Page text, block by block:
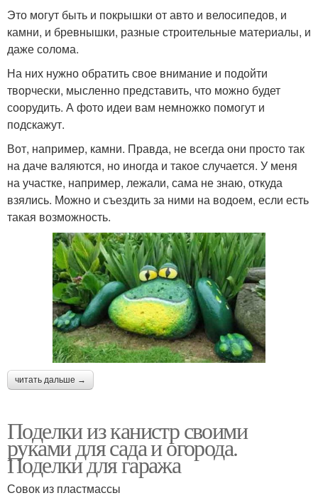
Это могут быть и покрышки от авто и велосипедов, и
камни, и бревнышки, разные строительные материалы, и
даже солома.
На них нужно обратить свое внимание и подойти
творчески, мысленно представить, что можно будет
соорудить. А фото идеи вам немножко помогут и
подскажут.
Вот, например, камни. Правда, не всегда они просто так
на даче валяются, но иногда и такое случается. У меня
на участке, например, лежали, сама не знаю, откуда
взялись. Можно и съездить за ними на водоем, если есть
такая возможность.
читать дальше →
Поделки из канистр своими
руками для сада и огорода.
Поделки для гаража
Совок из пластмассы